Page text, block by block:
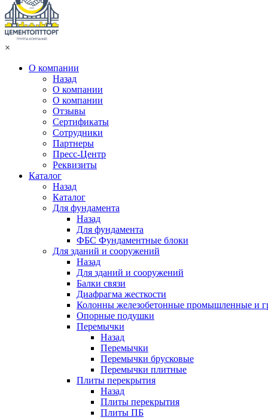
×
О компании
Назад
О компании
О компании
Отзывы
Сертификаты
Сотрудники
Партнеры
Пресс-Центр
Реквизиты
Каталог
Назад
Каталог
Для фундамента
Назад
Для фундамента
ФБС Фундаментные блоки
Для зданий и сооружений
Назад
Для зданий и сооружений
Балки связи
Диафрагма жесткости
Колонны железобетонные промышленные и
Опорные подушки
Перемычки
Назад
Перемычки
Перемычки брусковые
Перемычки плитные
Плиты перекрытия
Назад
Плиты перекрытия
Плиты ПБ